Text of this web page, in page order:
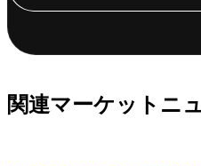
関連マーケットニ